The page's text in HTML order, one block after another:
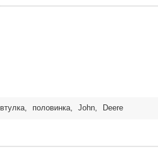
втулка, половинка, John, Deere